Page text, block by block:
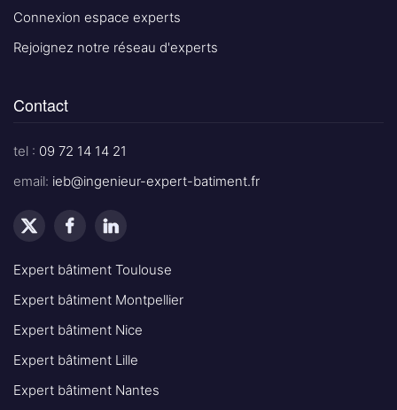
Connexion espace experts
Rejoignez notre réseau d'experts
Contact
tel : 09 72 14 14 21
email: ieb@ingenieur-expert-batiment.fr
Expert bâtiment Toulouse
Expert bâtiment Montpellier
Expert bâtiment Nice
Expert bâtiment Lille
Expert bâtiment Nantes